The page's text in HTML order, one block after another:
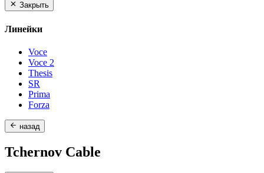
Закрыть
Линейки
Voce
Voce 2
Thesis
SR
Prima
Forza
назад
Tchernov Cable